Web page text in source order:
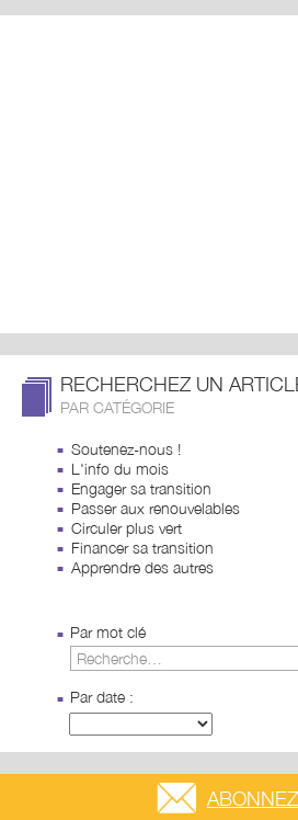
RECHERCHEZ UN
PAR CATÉGORIE
Soutenez-nous !
L'info du mois
Engager sa transition
Passer aux renouvelables
Circuler plus vert
Financer sa transition
Apprendre des autres
Par mot clé
Par date :